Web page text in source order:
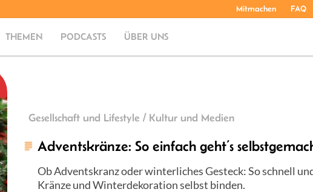
Mitmachen FAQ
THEMEN PODCASTS ÜBER UNS
Gesellschaft und Lifestyle / Kultur und Medien
Adventskränze: So einfach geht’s
Ob Adventskranz oder winterliches Gesteck: So schnell
Kränze und Winterdekoration selbst binden.